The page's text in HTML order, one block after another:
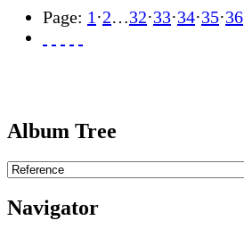
Page: 1 ·2…32·33·34·35·36
Album Tree
Navigator